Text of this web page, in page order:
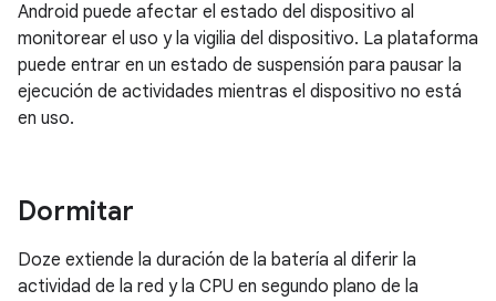
Android puede afectar el estado del dispositivo al
monitorear el uso y la vigilia del dispositivo. La plataforma
puede entrar en un estado de suspensión para pausar la
ejecución de actividades mientras el dispositivo no está
en uso.
Dormitar
Doze extiende la duración de la batería al diferir la
actividad de la red y la CPU en segundo plano de la